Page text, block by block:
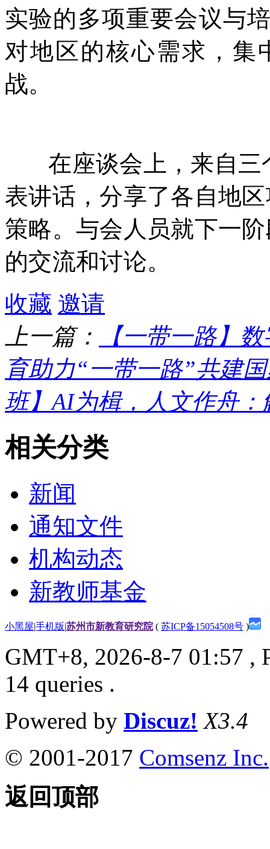
实验的多项重要会议与
对地区的核心需求，集
战。
在座谈会上，来自三
表讲话，分享了各自地
策略。与会 人员就下一
的交流和讨论。
收藏 邀请
上一篇：
【一带一路】
育助力“一带一路”共建
班】AI为楫，人文作舟
相关分类
新闻
通知文件
机构动态
新教师基金
小黑屋|手机版|苏州市新教育研究院( 苏ICP备15054508号 )
GMT+8, 2026-8-7 01:57 ,
14 queries .
Powered by Discuz! X3.4
© 2001-2017 Comsenz Inc.
返回顶部